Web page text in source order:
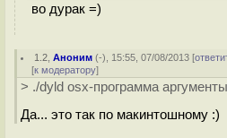
во дурак =)
1.2 ,Аноним (-), 15:55, 07/08/2013 [
[к модератору]
> ./dyld osx-программа аргументы
Да... это так по макинтошному :)